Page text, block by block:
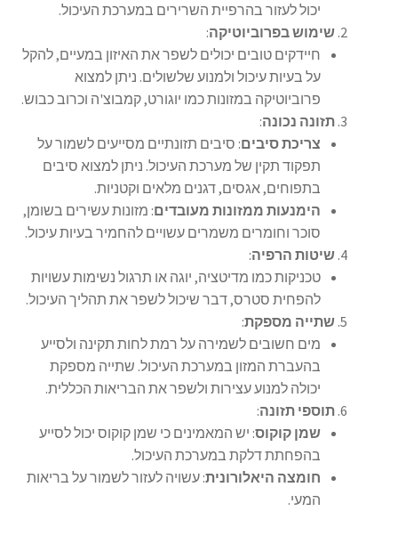
יכול לעזור בהרפיית השרירים במערכת העיכול.
שימוש בפרוביוטיקה:
חיידקים טובים יכולים לשפר את האיזון במעיים, להקל
על בעיות עיכול ולמנוע שלשולים. ניתן למצוא
פרוביוטיקה במזונות כמו יוגורט, קמבוצ'ה וכרוב כבוש.
תזונה נכונה:
צריכת סיבים: סיבים תזונתיים מסייעים לשמור על
תפקוד תקין של מערכת העיכול. ניתן למצוא סיבים
בתפוחים, אגסים, דגנים מלאים וקטניות.
הימנעות ממזונות מעובדים: מזונות עשירים בשומן,
סוכר וחומרים משמרים עשויים להחמיר בעיות עיכול.
שיטות הרפיה:
טכניקות כמו מדיטציה, יוגה או תרגול נשימות עשויות
להפחית סטרס, דבר שיכול לשפר את תהליך העיכול.
שתייה מספקת:
מים חשובים לשמירה על רמת לחות תקינה ולסייע
בהעברת המזון במערכת העיכול. שתייה מספקת
יכולה למנוע עצירות ולשפר את הבריאות הכללית.
תוספי תזונה:
שמן קוקוס: יש המאמינים כי שמן קוקוס יכול לסייע
בהפחתת דלקת במערכת העיכול.
חומצה היאלורונית: עשויה לעזור לשמור על בריאות
המעי.